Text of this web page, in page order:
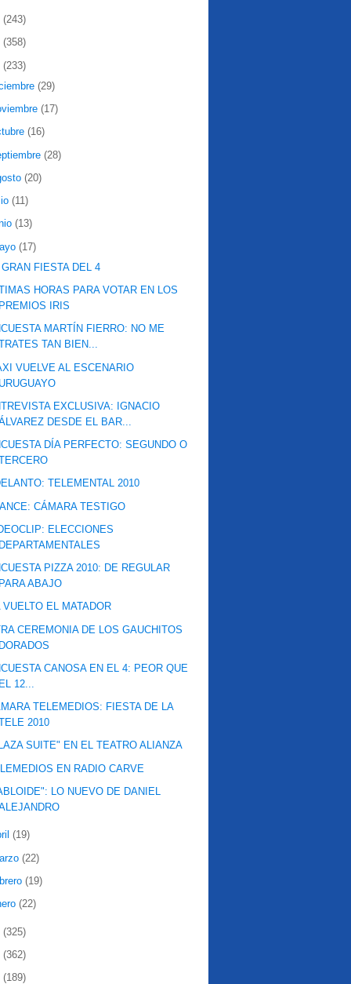
(243)
(358)
(233)
(29)
(17)
(16)
(28)
(20)
(11)
(13)
(17)
GRAN FIESTA DEL 4
HORAS PARA VOTAR EN LOS
IRIS
MARTÍN FIERRO: NO ME
TAN BIEN...
VUELVE AL ESCENARIO
EXCLUSIVA: IGNACIO
DESDE EL BAR...
DÍA PERFECTO: SEGUNDO O
TELEMENTAL 2010
CÁMARA TESTIGO
ELECCIONES
PIZZA 2010: DE REGULAR
ABAJO
VUELTO EL MATADOR
CEREMONIA DE LOS GAUCHITOS
CANOSA EN EL 4: PEOR QUE
12...
TELEMEDIOS: FIESTA DE LA
2010
SUITE" EN EL TEATRO ALIANZA
EN RADIO CARVE
LO NUEVO DE DANIEL
(19)
(22)
(19)
(22)
(325)
(362)
(189)